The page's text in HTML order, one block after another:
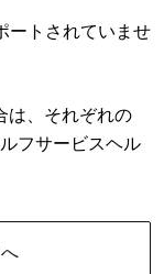
ートされていませ
は、それぞれの
フサービスヘル